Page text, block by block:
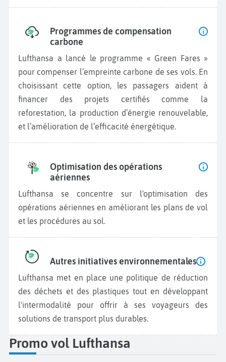
Programmes de compensation
carbone
Lufthansa a lancé le programme « Green Fares »
pour compenser l’empreinte carbone de ses vols. En
choisissant cette option, les passagers aident à
financer des projets certifiés comme la
reforestation, la production d’énergie renouvelable,
et l’amélioration de l’efficacité énergétique.
Optimisation des opérations
aériennes
Lufthansa se concentre sur l'optimisation des
opérations aériennes en améliorant les plans de vol
et les procédures au sol.
Autres initiatives environnementales
Lufthansa met en place une politique de réduction
des déchets et des plastiques tout en développant
l'intermodalité pour offrir à ses voyageurs des
solutions de transport plus durables.
Promo vol Lufthansa